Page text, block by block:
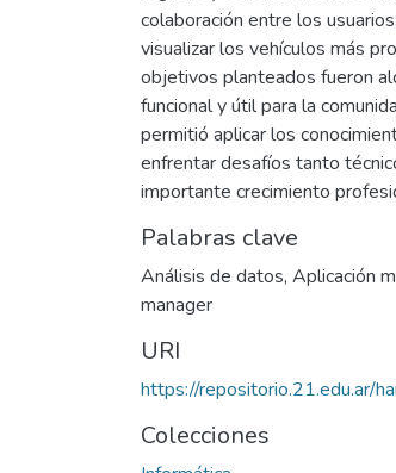
colaboración entre los
visualizar los vehículos más
objetivos planteados fueron
funcional y útil para la
permitió aplicar los
enfrentar desafíos tanto
importante crecimiento
Palabras clave
Análisis de datos, Aplicación
manager
URI
https://repositorio.21.edu.ar/
Colecciones